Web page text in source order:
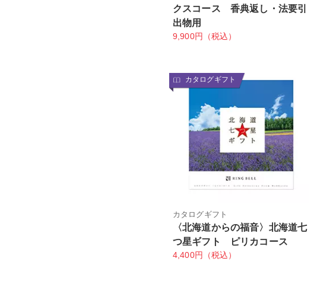
クスコース 香典返し・法要引
出物用
9,900円（税込）
カタログギフト
カタログギフト
〈北海道からの福音〉北海道七
つ星ギフト ピリカコース
4,400円（税込）